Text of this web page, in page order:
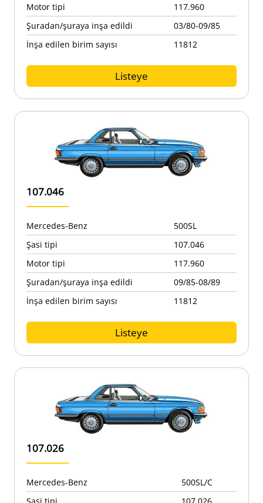
Motor tipi
117.960
Şuradan/şuraya inşa edildi
03/80-09/85
İnşa edilen birim sayısı
11812
Listeye
107.046
Mercedes-Benz
500SL
Şasi tipi
107.046
Motor tipi
117.960
Şuradan/şuraya inşa edildi
09/85-08/89
İnşa edilen birim sayısı
11812
Listeye
107.026
Mercedes-Benz
500SL/C